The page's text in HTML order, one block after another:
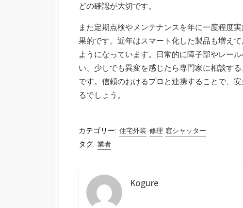
どの確認が大切です。
また定期点検やメンテナンスを年に一度程度
果的です。近年はスマート化した製品も増え
ようになっています。日常的に障子部やレー
い、少しでも異変を感じたら専門家に相談す
です。信頼のおけるプロと連携することで、
るでしょう。
カテゴリー: 住宅外装 修理 窓シャッター
タグ: 業者
Kogure